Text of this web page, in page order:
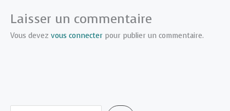
Laisser un commentaire
Vous devez vous connecter pour publier un commentaire.